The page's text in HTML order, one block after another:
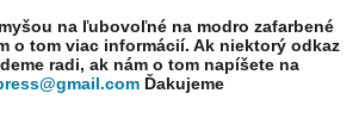
na ľubovoľné na modro zafarbené
o tom viac informácií. Ak niektorý odkaz
radi, ak nám o tom napíšete na
Ďakujeme